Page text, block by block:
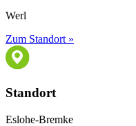
Werl
Zum Standort »
Standort
Eslohe-Bremke